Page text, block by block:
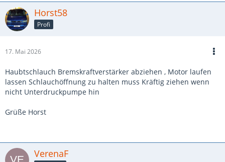
Horst58
Profi
17. Mai 2026
Haubtschlauch Bremskraftverstärker abziehen , Motor laufen
lassen Schlauchöffnung zu halten muss Kräftig ziehen wenn
nicht Unterdruckpumpe hin
Grüße Horst
VerenaF